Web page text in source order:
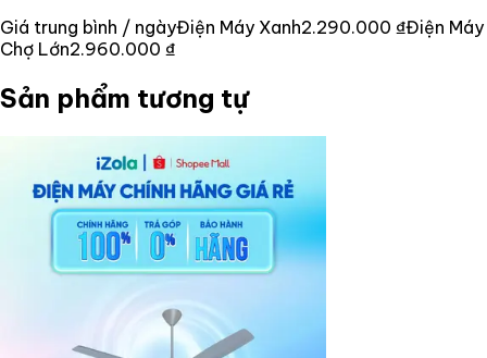
Giá trung bình / ngàyĐiện Máy Xanh2.290.000 ₫Điện Máy
Chợ Lớn2.960.000 ₫
Sản phẩm tương tự